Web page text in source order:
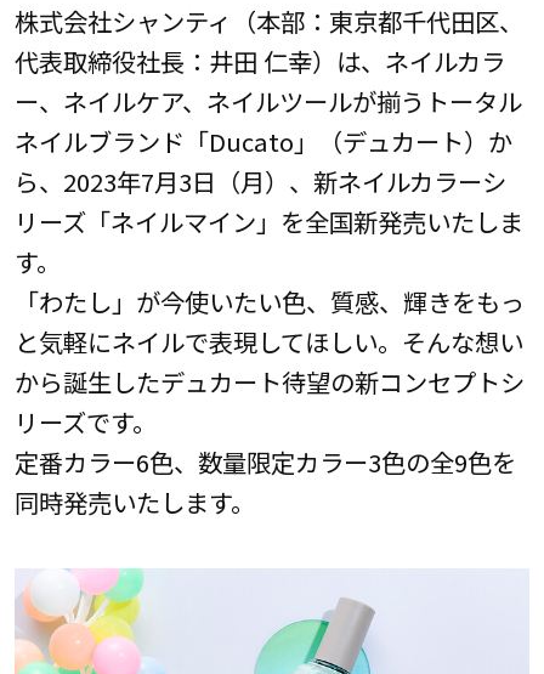
株式会社シャンティ（本部：東京都千代田区、
代表取締役社長：井田 仁幸）は、ネイルカラ
ー、ネイルケア、ネイルツールが揃うトータル
ネイルブランド「Ducato」（デュカート）か
ら、2023年7月3日（月）、新ネイルカラーシ
リーズ「ネイルマイン」を全国新発売いたしま
す。
「わたし」が今使いたい色、質感、輝きをもっ
と気軽にネイルで表現してほしい。そんな想い
から誕生したデュカート待望の新コンセプトシ
リーズです。
定番カラー6色、数量限定カラー3色の全9色を
同時発売いたします。